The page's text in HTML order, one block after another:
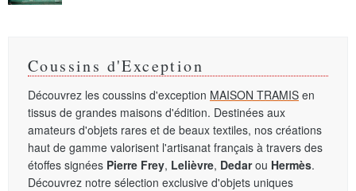
Coussins d'Exception
Découvrez les coussins d'exception MAISON TRAMIS en
tissus de grandes maisons d'édition. Destinées aux
amateurs d'objets rares et de beaux textiles, nos créations
haut de gamme valorisent l'artisanat français à travers des
étoffes signées Pierre Frey, Lelièvre, Dedarou Hermès.
Découvrez notre sélection exclusive d'objets uniques